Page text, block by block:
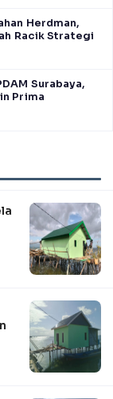
Herdman,
Racik Strategi
Surabaya,
Prima